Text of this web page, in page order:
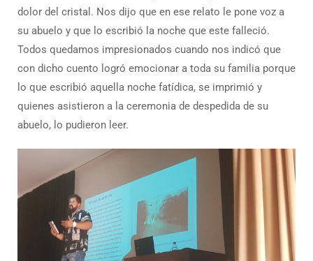
dolor del cristal. Nos dijo que en ese relato le pone voz a
su abuelo y que lo escribió la noche que este falleció.
Todos quedamos impresionados cuando nos indicó que
con dicho cuento logró emocionar a toda su familia porque
lo que escribió aquella noche fatídica, se imprimió y
quienes asistieron a la ceremonia de despedida de su
abuelo, lo pudieron leer.